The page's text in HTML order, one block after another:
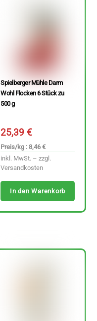
Spielberger Mühle Darm
Wohl Flocken 6 Stück zu
500 g
25,39€
Preis/kg : 8,46 €
inkl. MwSt. – zzgl.
Versandkosten
In den Warenkorb